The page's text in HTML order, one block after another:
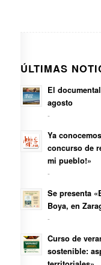
ÚLTIMAS
El
agosto
-
Ya
concurso de
mi pueblo!»
-
Se presenta
Boya, en
-
Curso de
sostenible: